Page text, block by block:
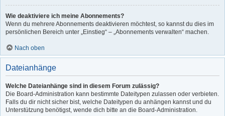
Wie deaktiviere ich meine Abonnements?
Wenn du mehrere Abonnements deaktivieren möchtest, so kannst du dies im
persönlichen Bereich unter „Einstieg“ – „Abonnements verwalten“ machen.
Nach oben
Dateianhänge
Welche Dateianhänge sind in diesem Forum zulässig?
Die Board-Administration kann bestimmte Dateitypen zulassen oder verbieten.
Falls du dir nicht sicher bist, welche Dateitypen du anhängen kannst und du
Unterstützung benötigst, wende dich bitte an die Board-Administration.